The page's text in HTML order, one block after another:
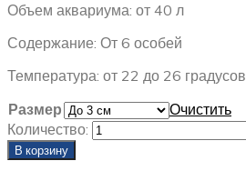
Объем аквариума: от 40 л
Содержание: От 6 особей
Температура: от 22 до 26 градусов
Размер
Очистить
Количество:
В корзину